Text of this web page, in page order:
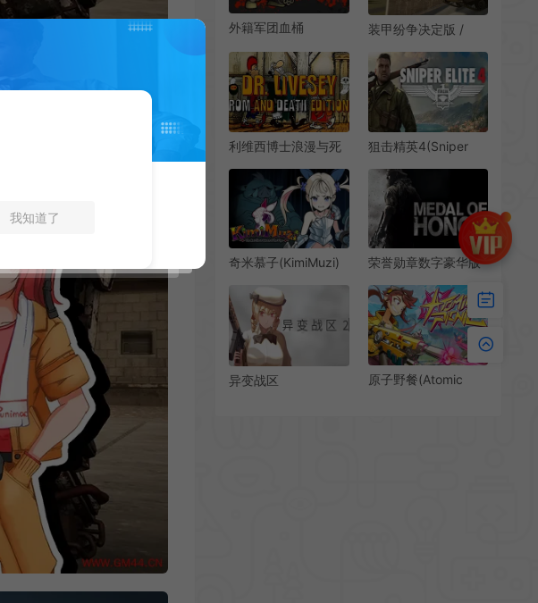
外籍军团血桶
Buckets of Blood) 简
中|PC|怀旧|卡通第三
人称射击游戏
装甲纷争决定版 /
Definitive Edition 坦
克对战游戏
利维西博士浪漫与死
ROM AND DEATH
EDITION 第三人称抽
象射击游戏
狙击精英4(Sniper
人称射击游戏|下载
奇米慕子(KimiMuzi)
戏|下载
荣誉勋章数字豪华版
典第一人称射击游戏|
下载
异变战区
原子野餐(Atomic
我知道了